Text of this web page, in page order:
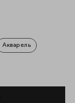
Акварель